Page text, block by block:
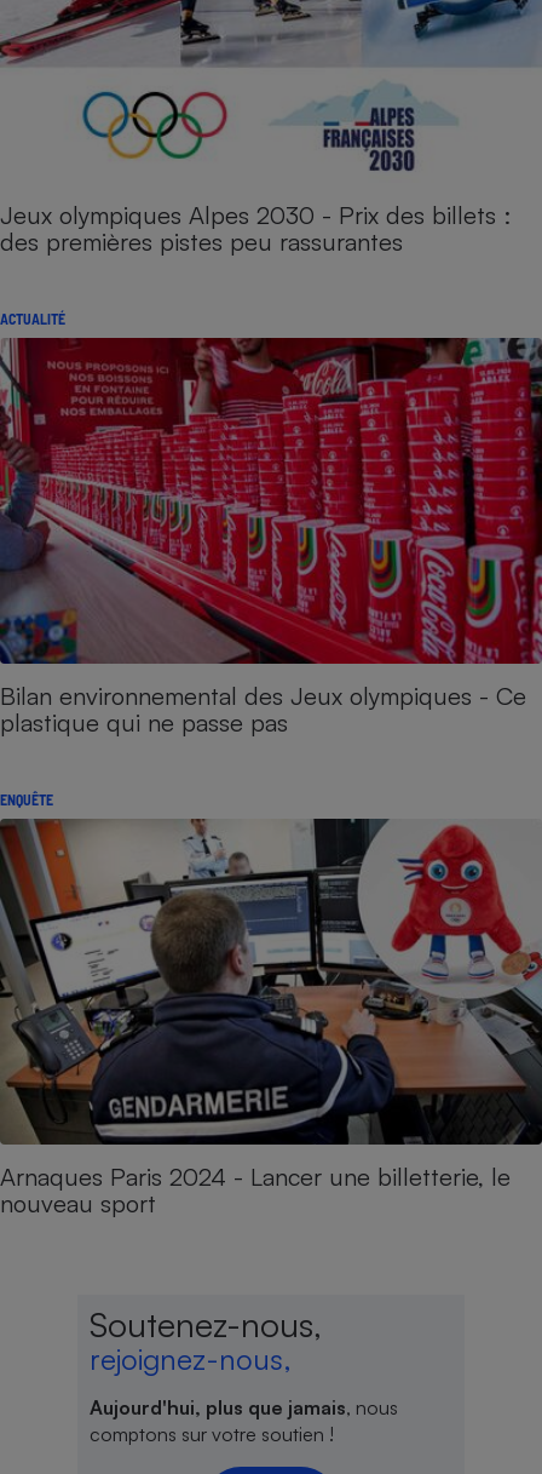
Jeux olympiques Alpes 2030 - Prix des billets :
des premières pistes peu rassurantes
ACTUALITÉ
Bilan environnemental des Jeux olympiques - Ce
plastique qui ne passe pas
ENQUÊTE
Arnaques Paris 2024 - Lancer une billetterie, le
nouveau sport
Soutenez-nous,
rejoignez-nous,
Aujourd'hui, plus que jamais, nous
comptons sur votre soutien !